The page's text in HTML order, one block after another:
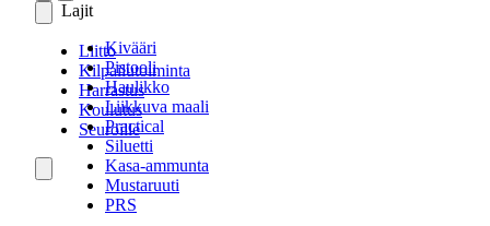
Lajit
Kivääri
Pistooli
Haulikko
Liikkuva maali
Practical
Siluetti
Kasa-ammunta
Mustaruuti
PRS
Liitto
Kilpailutoiminta
Harrastus
Koulutus
Seuroille